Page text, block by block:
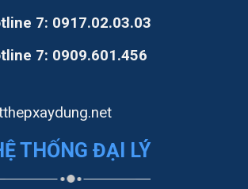
7: 0917.02.03.03
7: 0909.601.456
THỐNG ĐẠI LÝ